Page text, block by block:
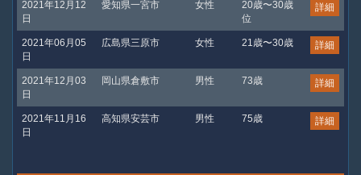
2021年12月12
日
愛知県一宮市 女性
20歳〜30歳
位
詳細
2021年06月05
日
広島県三原市 女性 21歳〜30歳 詳細
2021年12月03
日
岡山県倉敷市 男性 73歳 詳細
2021年11月16
日
高知県安芸市 男性 75歳 詳細